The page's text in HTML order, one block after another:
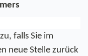
falls Sie im
neue Stelle zurück